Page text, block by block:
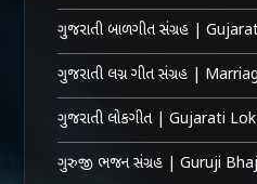
ગુજરાતી બાળગીત સંગ્રહ |
ગુજરાતી લગ્ન ગીત સંગ્રહ |
ગુજરાતી લોકગીત | Gujarati
ગુરુજી ભજન સંગ્રહ | Guruji